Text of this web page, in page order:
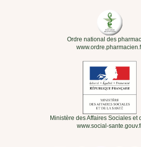
Ordre national des
Ministère des Affaires Sociales et
www.social-